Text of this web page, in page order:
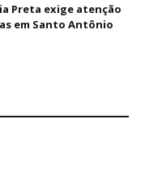
Preta exige atenção
em Santo Antônio